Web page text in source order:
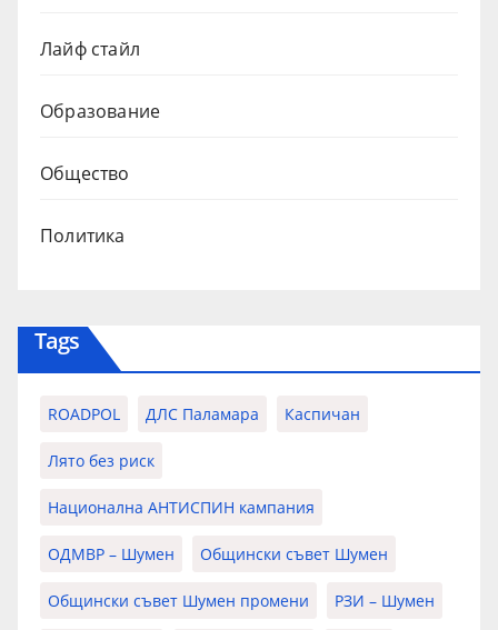
Лайф стайл
Образование
Общество
Политика
Tags
ROADPOL ДЛС Паламара Каспичан
Лято без риск
Национална АНТИСПИН кампания
ОДМВР – Шумен Общински съвет Шумен
Общински съвет Шумен промени РЗИ – Шумен